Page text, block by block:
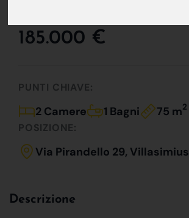
185.000 €
PUNTI CHIAVE:
2 Camere 1 Bagni 75 m2
POSIZIONE:
Via Pirandello 29, Villasimius
Descrizione